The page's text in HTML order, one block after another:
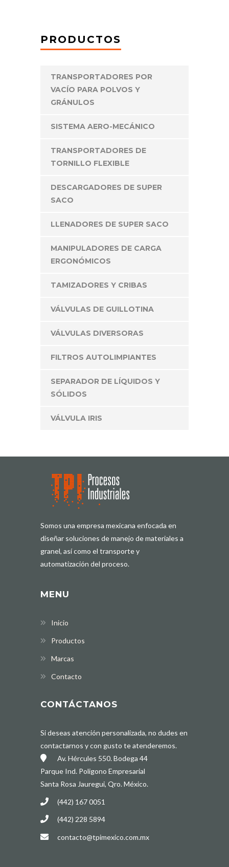
PRODUCTOS
TRANSPORTADORES POR
VACÍO PARA POLVOS Y
GRÁNULOS
SISTEMA AERO-MECÁNICO
TRANSPORTADORES DE
TORNILLO FLEXIBLE
DESCARGADORES DE SUPER
SACO
LLENADORES DE SUPER SACO
MANIPULADORES DE CARGA
ERGONÓMICOS
TAMIZADORES Y CRIBAS
VÁLVULAS DE GUILLOTINA
VÁLVULAS DIVERSORAS
FILTROS AUTOLIMPIANTES
SEPARADOR DE LÍQUIDOS Y
SÓLIDOS
VÁLVULA IRIS
Somos una empresa mexicana enfocada en
diseñar soluciones de manejo de materiales a
granel, así como el transporte y
automatización del proceso.
MENU
Inicio
Productos
Marcas
Contacto
CONTÁCTANOS
Si deseas atención personalizada, no dudes en
contactarnos y con gusto te atenderemos.
Av. Hércules 550. Bodega 44
Parque Ind. Poligono Empresarial
Santa Rosa Jauregui, Qro. México.
(442) 167 0051
(442) 228 5894
contacto@tpimexico.com.mx